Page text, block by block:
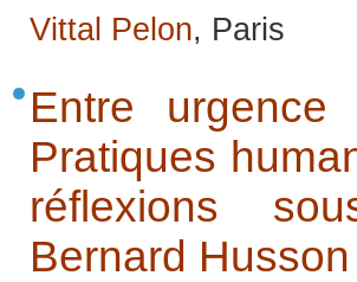
Vittal Pelon, Paris
Entre
Pratiques
réflexions
Bernard Husson